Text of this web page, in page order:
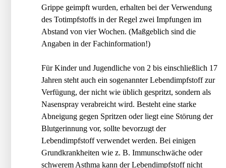
Grippe geimpft wurden, erhalten bei der Verwendung
des Totimpfstoffs in der Regel zwei Impfungen im
Abstand von vier Wochen. (Maßgeblich sind die
Angaben in der Fachinformation!)
Für Kinder und Jugendliche von 2 bis einschließlich 17
Jahren steht auch ein sogenannter Lebendimpfstoff zur
Verfügung, der nicht wie üblich gespritzt, sondern als
Nasenspray verabreicht wird. Besteht eine starke
Abneigung gegen Spritzen oder liegt eine Störung der
Blutgerinnung vor, sollte bevorzugt der
Lebendimpfstoff verwendet werden. Bei einigen
Grundkrankheiten wie z. B. Immunschwäche oder
schwerem Asthma kann der Lebendimpfstoff nicht